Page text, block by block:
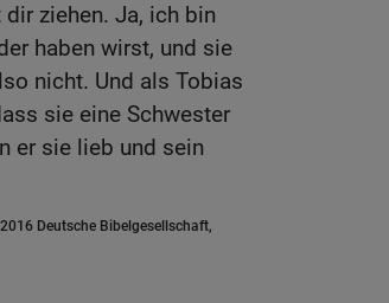
ziehen. Ja, ich bin
haben wirst, und sie
nicht. Und als Tobias
sie eine Schwester
er sie lieb und sein
Deutsche Bibelgesellschaft,